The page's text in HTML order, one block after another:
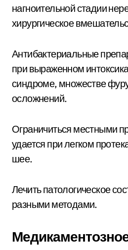
нагноительной стадии
хирургическое
Антибактериальные
при выраженном
синдроме, множестве
осложнений.
Ограничиться местными
удается при легком
шее.
Лечить патологическое
разными методами.